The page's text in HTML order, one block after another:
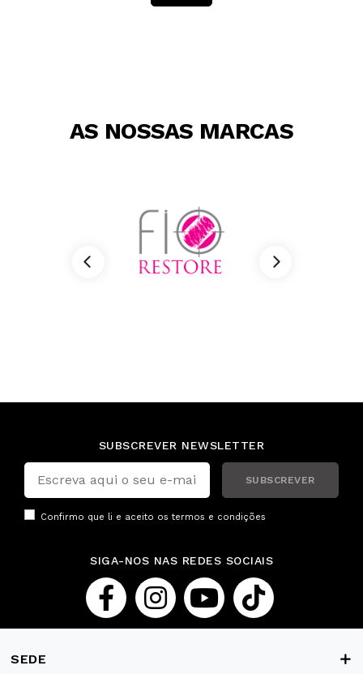
AS NOSSAS MARCAS
SUBSCREVER NEWSLETTER
SUBSCREVER
Confirmo que li e aceito os termos e condições
SIGA-NOS NAS REDES SOCIAIS
SEDE